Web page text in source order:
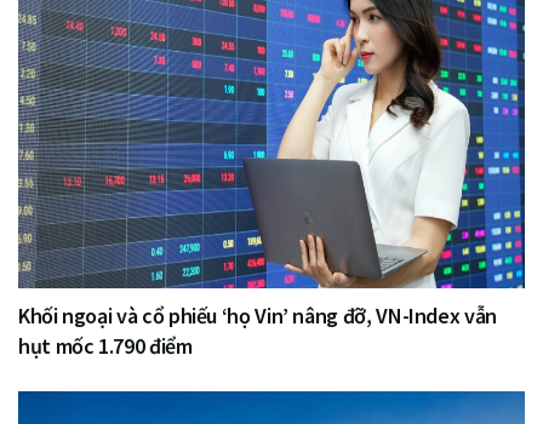
Khối ngoại và cổ phiếu ‘họ Vin’ nâng đỡ, VN-Index vẫn
hụt mốc 1.790 điểm